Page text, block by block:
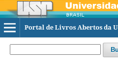
Portal de Livros Abertos da